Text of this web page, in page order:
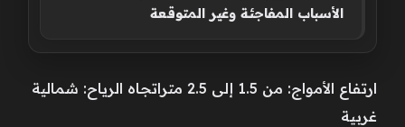
الأسباب المفاجئة وغير المتوقعة
ارتفاع الأمواج: من 1.5 إلى 2.5 متراتجاه الرياح: شمالية
غربية